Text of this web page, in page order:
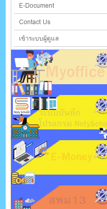
E-Document
Contact Us
เข้าระบบผู้ดูแล